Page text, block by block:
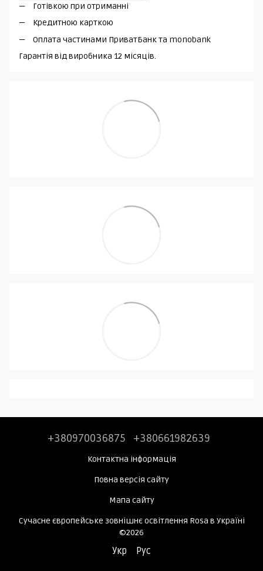
Готівкою при отриманні
Кредитною карткою
Оплата частинами ПриватБанк та monobank
Гарантія від виробника 12 місяців.
+380970036875 +380661982639
Контактна інформація
Повна версія сайту
Мапа сайту
Сучасне європейське зовнішнє освітлення Rosa в Україні
©2026
Укр Рус